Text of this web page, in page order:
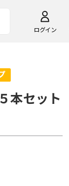
ログイン
本セット